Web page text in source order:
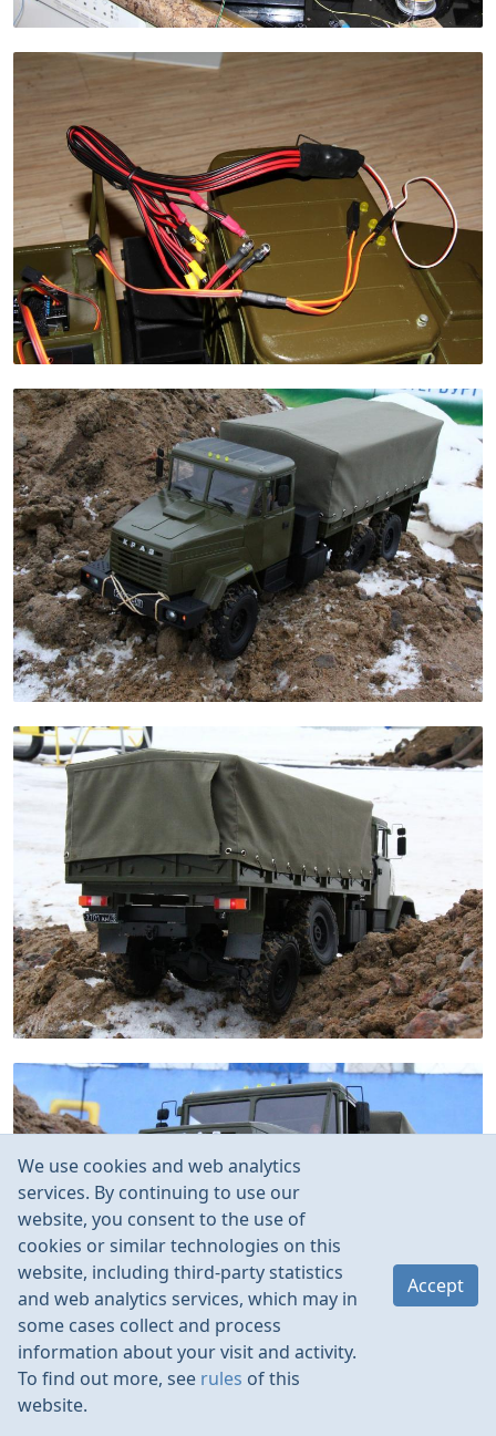
We use cookies and web analytics
services. By continuing to use our
website, you consent to the use of
cookies or similar technologies on this
website, including third-party statistics
and web analytics services, which may in
some cases collect and process
information about your visit and activity.
To find out more, see rules of this
website.
Accept